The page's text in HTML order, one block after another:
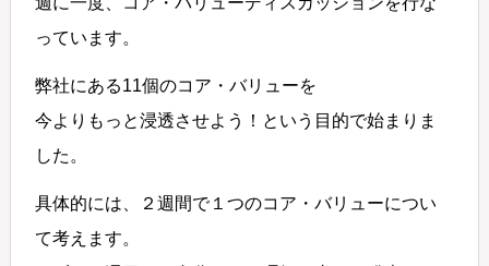
っています。
弊社にある11個のコア・バリューを
今よりもっと浸透させよう！という目的で始まりま
した。
具体的には、２週間で１つのコア・バリューについ
て考えます。